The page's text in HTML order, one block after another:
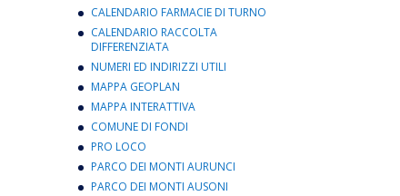
CALENDARIO FARMACIE DI TURNO
CALENDARIO RACCOLTA
DIFFERENZIATA
NUMERI ED INDIRIZZI UTILI
MAPPA GEOPLAN
MAPPA INTERATTIVA
COMUNE DI FONDI
PRO LOCO
PARCO DEI MONTI AURUNCI
PARCO DEI MONTI AUSONI